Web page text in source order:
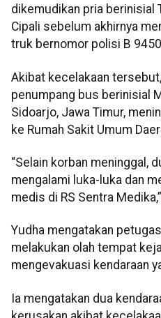
dikemudikan pria berinisial
Cipali sebelum akhirnya
truk bernomor polisi B
Akibat kecelakaan
penumpang bus berinisial
Sidoarjo, Jawa Timur,
ke Rumah Sakit Umum
“Selain korban meninggal,
mengalami luka-luka dan
medis di RS Sentra
Yudha mengatakan
melakukan olah tempat
mengevakuasi kendaraan
Ia mengatakan dua